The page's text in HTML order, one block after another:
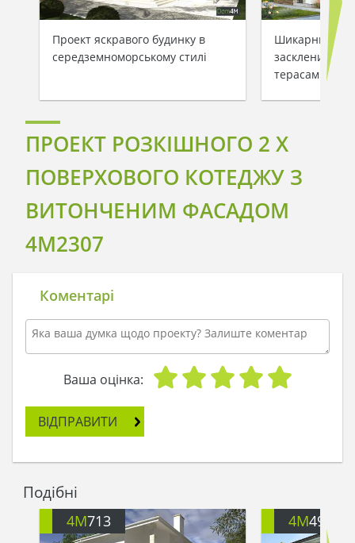
Проект яскравого будинку в
середземноморському стилі
Шикарний
заскленими
терасами
ПРОЕКТ РОЗКІШНОГО 2 Х
ПОВЕРХОВОГО КОТЕДЖУ З
ВИТОНЧЕНИМ ФАСАДОМ
4M2307
Коментарі
Ваша оцінка:
ВІДПРАВИТИ
Подібні
4M713 4M499